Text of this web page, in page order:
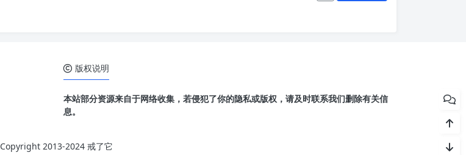
版权说明
本站部分资源来自于网络收集，若侵犯了你的隐私或版权，请及时联系我们删除有关信
息。
Copyright 2013-2024 戒了它